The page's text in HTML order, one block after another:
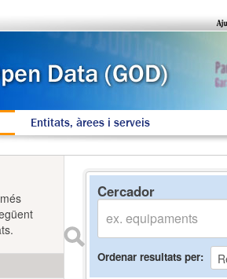
Entitats, àrees i serveis
Cercador
Ordenar resultats per